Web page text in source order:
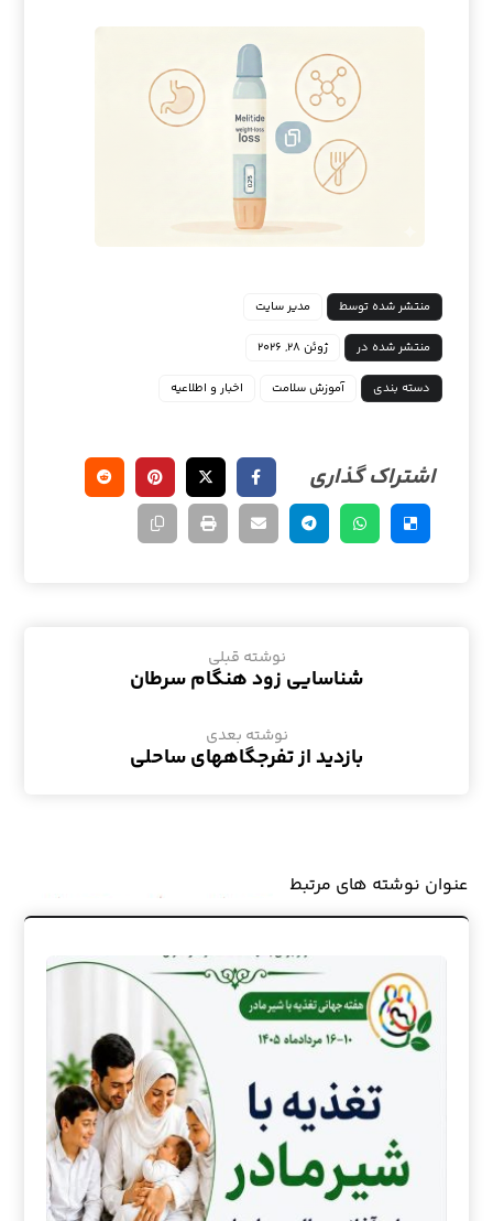
منتشر شده توسط مدیر سایت
منتشر شده در ژوئن ۲۸, ۲۰۲۶
دسته بندی آموزش سلامت اخبار و اطلاعیه
نوشته قبلی
شناسایی زود هنگام سرطان
نوشته بعدی
بازدید از تفرجگاههای ساحلی
عنوان ‫نوشته های مرتبط